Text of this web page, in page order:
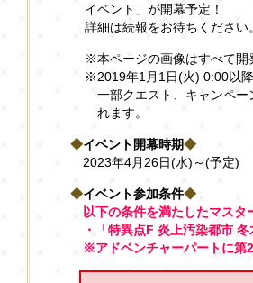
イベント」が開幕予定！
詳細は続報をお待ちください。
※本ページの画像はすべて開
※2019年1月1日(火) 0:00以
一部クエスト、キャンペ
れます。
◆イベント開幕時期◆
2023年4月26日(水)～(予定)
◆イベント参加条件◆
以下の条件を満たしたマスタ
・「特異点F 炎上汚染都市
※アドベンチャーパートに第